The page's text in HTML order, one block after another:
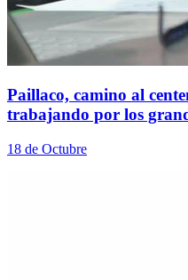
Paillaco, camino al
trabajando por los
18 de Octubre